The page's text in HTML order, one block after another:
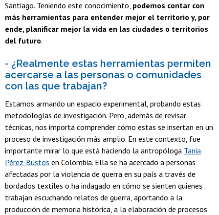
Santiago. Teniendo este conocimiento, podemos contar con
más herramientas para entender mejor el territorio y, por
ende, planificar mejor la vida en las ciudades o territorios
del futuro.
- ¿Realmente estas herramientas permiten
acercarse a las personas o comunidades
con las que trabajan?
Estamos armando un espacio experimental, probando estas
metodologías de investigación. Pero, además de revisar
técnicas, nos importa comprender cómo estas se insertan en un
proceso de investigación más amplio. En este contexto, fue
importante mirar lo que está haciendo la antropóloga Tania
Pérez-Bustos en Colombia. Ella se ha acercado a personas
afectadas por la violencia de guerra en su país a través de
bordados textiles o ha indagado en cómo se sienten quienes
trabajan escuchando relatos de guerra, aportando a la
producción de memoria histórica, a la elaboración de procesos